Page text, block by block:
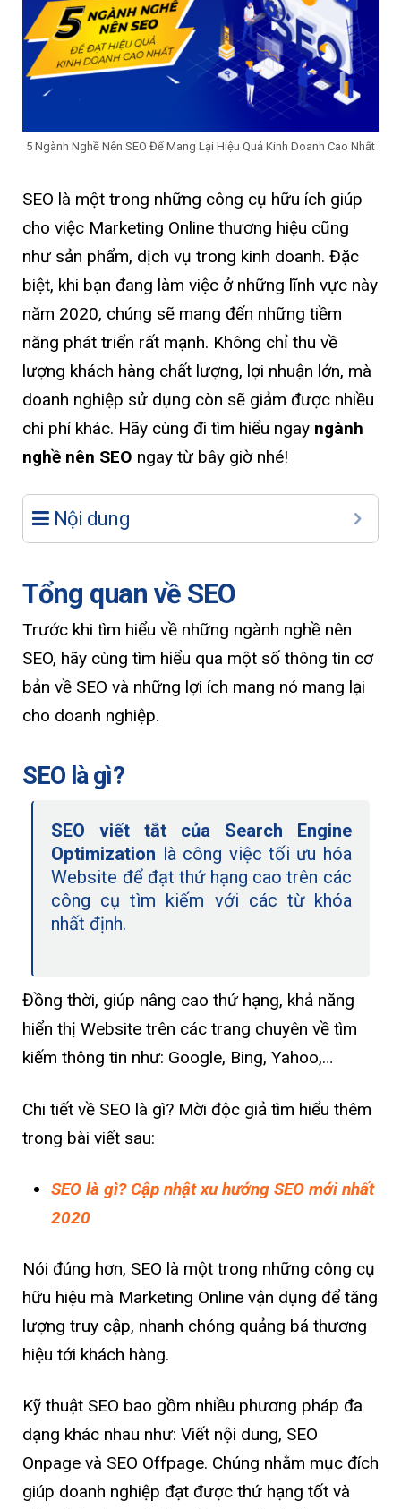
5 Ngành Nghề Nên SEO Để Mang Lại Hiệu Quả Kinh Doanh Cao Nhất
SEO là một trong những công cụ hữu ích giúp
cho việc Marketing Online thương hiệu cũng
như sản phẩm, dịch vụ trong kinh doanh. Đặc
biệt, khi bạn đang làm việc ở những lĩnh vực này
năm 2020, chúng sẽ mang đến những tiềm
năng phát triển rất mạnh. Không chỉ thu về
lượng khách hàng chất lượng, lợi nhuận lớn, mà
doanh nghiệp sử dụng còn sẽ giảm được nhiều
chi phí khác. Hãy cùng đi tìm hiểu ngay ngành
nghề nên SEO ngay từ bây giờ nhé!
Nội dung
Tổng quan về SEO
Trước khi tìm hiểu về những ngành nghề nên
SEO, hãy cùng tìm hiểu qua một số thông tin cơ
bản về SEO và những lợi ích mang nó mang lại
cho doanh nghiệp.
SEO là gì?
SEO viết tắt của Search Engine
Optimization là công việc tối ưu hóa
Website để đạt thứ hạng cao trên các
công cụ tìm kiếm với các từ khóa
nhất định.
Đồng thời, giúp nâng cao thứ hạng, khả năng
hiển thị Website trên các trang chuyên về tìm
kiếm thông tin như: Google, Bing, Yahoo,…
Chi tiết về SEO là gì? Mời độc giả tìm hiểu thêm
trong bài viết sau:
SEO là gì? Cập nhật xu hướng SEO mới nhất
2020
Nói đúng hơn, SEO là một trong những công cụ
hữu hiệu mà Marketing Online vận dụng để tăng
lượng truy cập, nhanh chóng quảng bá thương
hiệu tới khách hàng.
Kỹ thuật SEO bao gồm nhiều phương pháp đa
dạng khác nhau như: Viết nội dung, SEO
Onpage và SEO Offpage. Chúng nhằm mục đích
giúp doanh nghiệp đạt được thứ hạng tốt và